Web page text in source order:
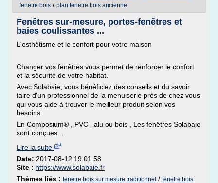
fenetre bois / plan fenetre bois ancienne
Fenêtres sur-mesure, portes-fenêtres et
baies coulissantes ...
L'esthétisme et le confort pour votre maison
Changer vos fenêtres vous permet de renforcer le confort
et la sécurité de votre habitat.
Avec Solabaie, vous bénéficiez des conseils et du savoir
faire d'un professionnel de la menuiserie près de chez vous
qui vous aide à trouver le meilleur produit selon vos
besoins.
En Composium® , PVC , alu ou bois , Les fenêtres Solabaie
sont conçues...
Lire la suite
Date: 2017-08-12 19:01:58
Site : https://www.solabaie.fr
Thèmes liés : fenetre bois sur mesure traditionnel / fenetre bois